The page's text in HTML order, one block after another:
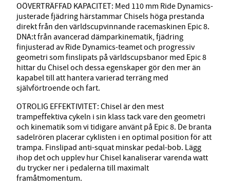
OÖVERTRÄFFAD KAPACITET: Med 110 mm Ride Dynamics-
justerade fjädring härstammar Chisels höga prestanda
direkt från den världscupvinnande racemaskinen Epic 8.
DNA:t från avancerad dämparkinematik, fjädring
finjusterad av Ride Dynamics-teamet och progressiv
geometri som finslipats på världscupsbanor med Epic 8
hittar du Chisel och dessa egenskaper gör den mer än
kapabel till att hantera varierad terräng med
självförtroende och fart.
OTROLIG EFFEKTIVITET: Chisel är den mest
trampeffektiva cykeln i sin klass tack vare den geometri
och kinematik som vi tidigare använt på Epic 8. De branta
sadelrören placerar cyklisten i en optimal position för att
trampa. Finslipad anti-squat minskar pedal-bob. Lägg
ihop det och upplev hur Chisel kanaliserar varenda watt
du trycker ner i pedalerna till maximalt
framåtmomentum.